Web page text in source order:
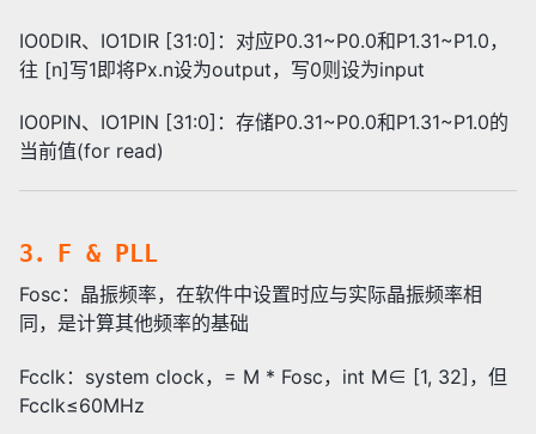
IO0DIR、IO1DIR [31:0]：对应P0.31~P0.0和P1.31~P1.0，
往 [n]写1即将Px.n设为output，写0则设为input
IO0PIN、IO1PIN [31:0]：存储P0.31~P0.0和P1.31~P1.0的
当前值(for read)
3．F & PLL
Fosc：晶振频率，在软件中设置时应与实际晶振频率相
同，是计算其他频率的基础
Fcclk：system clock，= M * Fosc，int M∈ [1, 32]，但
Fcclk≤60MHz